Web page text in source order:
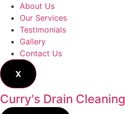
About Us
Our Services
Testimonials
Gallery
Contact Us
X
Curry's Drain Cleaning